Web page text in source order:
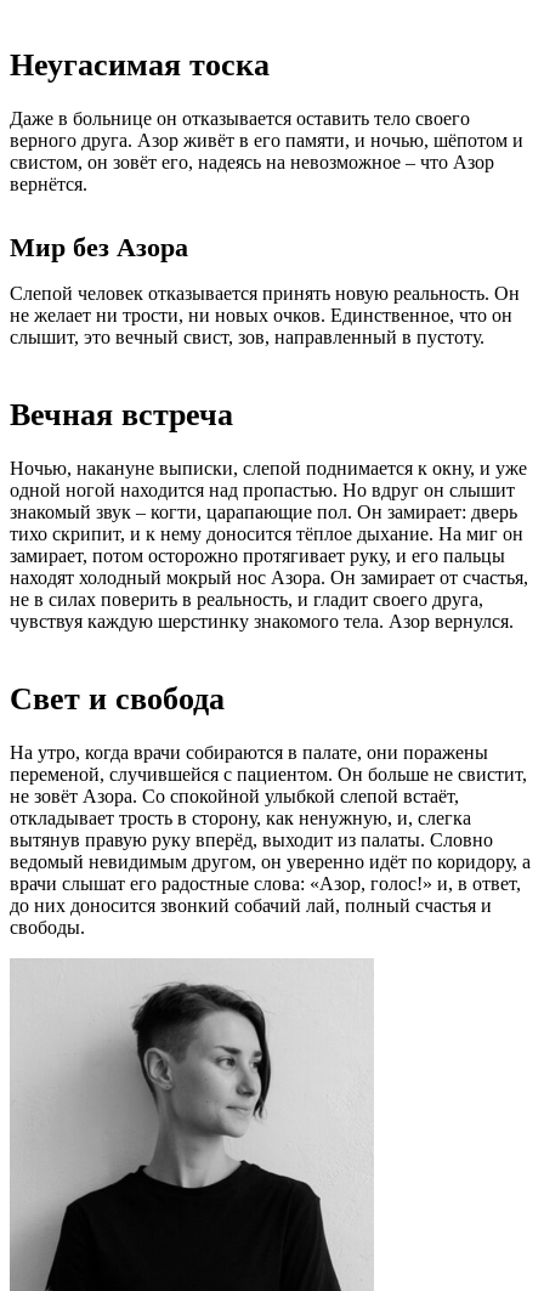
Неугасимая тоска
Даже в больнице он отказывается оставить тело своего
верного друга. Азор живёт в его памяти, и ночью, шёпотом и
свистом, он зовёт его, надеясь на невозможное – что Азор
вернётся.
Мир без Азора
Слепой человек отказывается принять новую реальность. Он
не желает ни трости, ни новых очков. Единственное, что он
слышит, это вечный свист, зов, направленный в пустоту.
Вечная встреча
Ночью, накануне выписки, слепой поднимается к окну, и уже
одной ногой находится над пропастью. Но вдруг он слышит
знакомый звук – когти, царапающие пол. Он замирает: дверь
тихо скрипит, и к нему доносится тёплое дыхание. На миг он
замирает, потом осторожно протягивает руку, и его пальцы
находят холодный мокрый нос Азора. Он замирает от счастья,
не в силах поверить в реальность, и гладит своего друга,
чувствуя каждую шерстинку знакомого тела. Азор вернулся.
Свет и свобода
На утро, когда врачи собираются в палате, они поражены
переменой, случившейся с пациентом. Он больше не свистит,
не зовёт Азора. Со спокойной улыбкой слепой встаёт,
откладывает трость в сторону, как ненужную, и, слегка
вытянув правую руку вперёд, выходит из палаты. Словно
ведомый невидимым другом, он уверенно идёт по коридору, а
врачи слышат его радостные слова: «Азор, голос!» и, в ответ,
до них доносится звонкий собачий лай, полный счастья и
свободы.